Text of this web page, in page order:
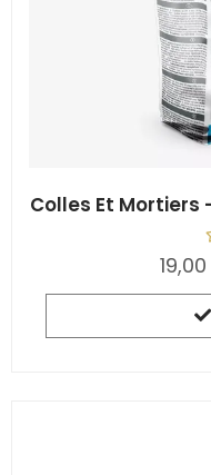
Colles Et
t
e
0
19,00